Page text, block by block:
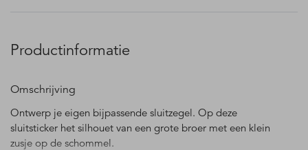
Productinformatie
Omschrijving
Ontwerp je eigen bijpassende sluitzegel. Op deze
sluitsticker het silhouet van een grote broer met een klein
zusje op de schommel.